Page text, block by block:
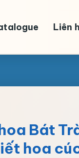
Liên
Bát
hoa